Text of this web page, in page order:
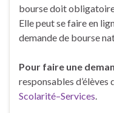
bourse doit
Elle peut se faire en
demande de bourse
Pour faire une
responsables
Scolarité–Services